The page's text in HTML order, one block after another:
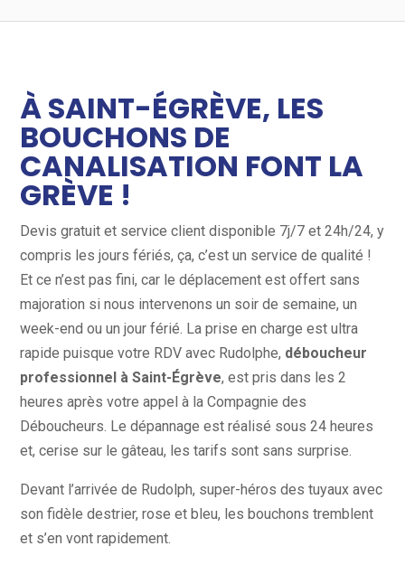
À SAINT-ÉGRÈVE, LES
BOUCHONS DE
CANALISATION FONT LA
GRÈVE !
Devis gratuit et service client disponible 7j/7 et 24h/24, y
compris les jours fériés, ça, c’est un service de qualité !
Et ce n’est pas fini, car le déplacement est offert sans
majoration si nous intervenons un soir de semaine, un
week-end ou un jour férié. La prise en charge est ultra
rapide puisque votre RDV avec Rudolphe, déboucheur
professionnel à Saint-Égrève, est pris dans les 2
heures après votre appel à la Compagnie des
Déboucheurs. Le dépannage est réalisé sous 24 heures
et, cerise sur le gâteau, les tarifs sont sans surprise.
Devant l’arrivée de Rudolph, super-héros des tuyaux avec
son fidèle destrier, rose et bleu, les bouchons tremblent
et s’en vont rapidement.